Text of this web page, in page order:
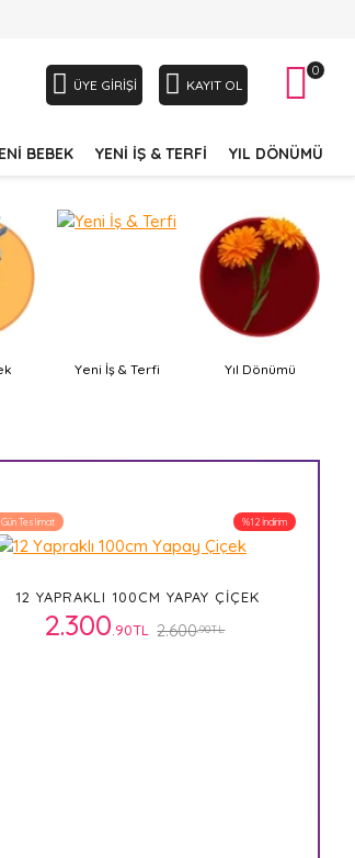
ÜYE GIRIŞI KAYIT OL
0
BEBEK YENI İŞ & TERFI YIL DÖNÜMÜ
Yeni İş & Terfi Yıl Dönümü
Gün Teslimat %12 İndirim
12 YAPRAKLI 100CM YAPAY ÇIÇEK
2.300 .90TL 2.600.90TL